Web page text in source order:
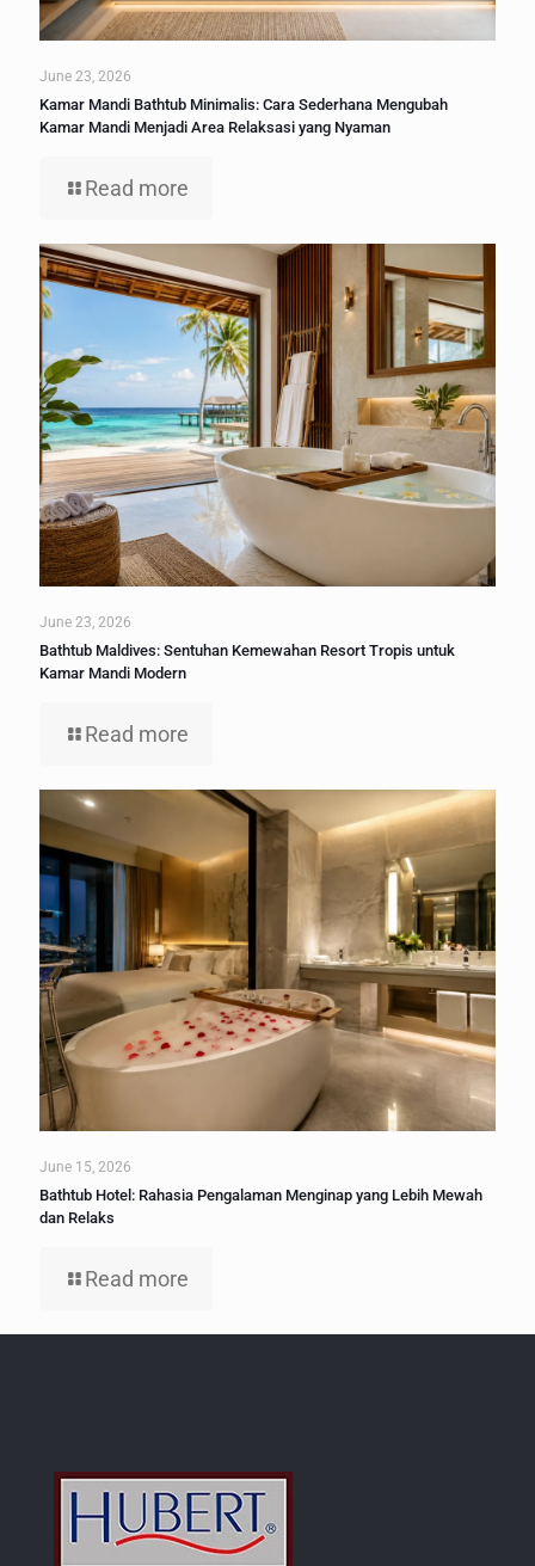
June 23, 2026
Kamar Mandi Bathtub Minimalis: Cara Sederhana Mengubah
Kamar Mandi Menjadi Area Relaksasi yang Nyaman
Read more
June 23, 2026
Bathtub Maldives: Sentuhan Kemewahan Resort Tropis untuk
Kamar Mandi Modern
Read more
June 15, 2026
Bathtub Hotel: Rahasia Pengalaman Menginap yang Lebih Mewah
dan Relaks
Read more